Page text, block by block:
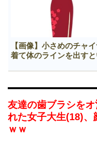
【画像】小さめのチャ
着て体のラインを出す
友達の歯ブラシを
れた女子大生(18)、
ｗｗ